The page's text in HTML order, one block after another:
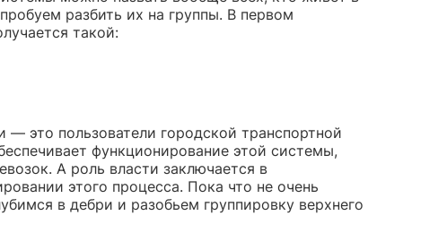
разбить их на группы. В первом
такой:
— это пользователи городской транспортной
функционирование этой системы,
А роль власти заключается в
этого процесса. Пока что не очень
в дебри и разобьем группировку верхнего